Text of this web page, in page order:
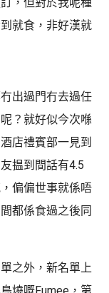
，但對於我呢種
就食，非好漢就
出過門冇去過任
？就好似今次喺
店禮賓部一見到
揾到間話有4.5
偏偏世事就係唔
都係食過之後同
之外，新名單上